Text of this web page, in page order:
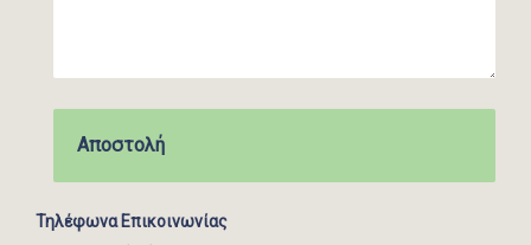
Τηλέφωνα Επικοινωνίας